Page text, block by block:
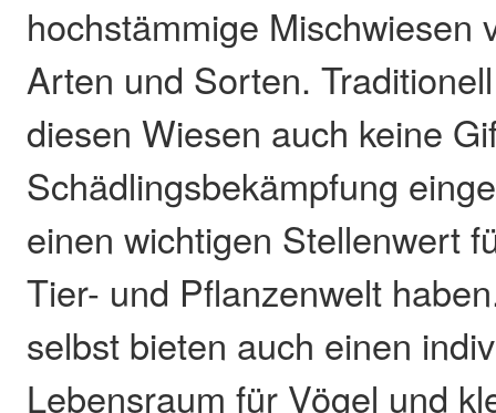
hochstämmige Mischwiesen
Arten und Sorten.
diesen Wiesen auch keine
Schädlingsbekämpfung
einen wichtigen Stellenwert
Tier- und Pflanzenwelt
selbst bieten auch einen
Lebensraum für Vögel und